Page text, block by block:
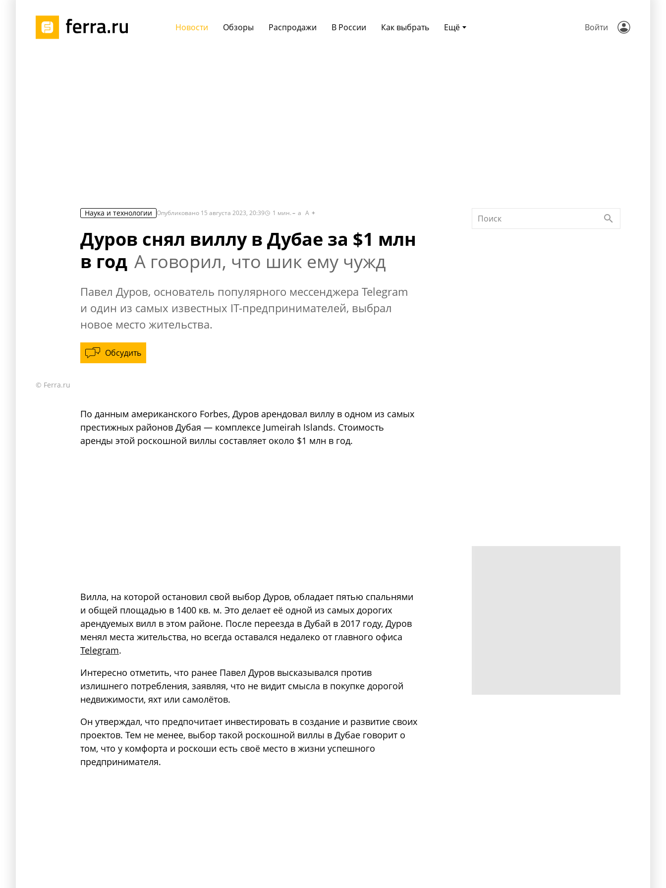
Ещё
Новости Обзоры Распродажи В России Как выбрать Войти
Наука и технологии Опубликовано 15 августа 2023, 20:39 1 мин. a A
Дуров снял виллу в Дубае за $1 млн
в год А говорил, что шик ему чужд
Павел Дуров, основатель популярного мессенджера Telegram
и один из самых известных IT-предпринимателей, выбрал
новое место жительства.
Обсудить
© Ferra.ru
По данным американского Forbes, Дуров арендовал виллу в одном из самых
престижных районов Дубая — комплексе Jumeirah Islands. Стоимость
аренды этой роскошной виллы составляет около $1 млн в год.
Вилла, на которой остановил свой выбор Дуров, обладает пятью спальнями
и общей площадью в 1400 кв. м. Это делает её одной из самых дорогих
арендуемых вилл в этом районе. После переезда в Дубай в 2017 году, Дуров
менял места жительства, но всегда оставался недалеко от главного офиса
Telegram.
Интересно отметить, что ранее Павел Дуров высказывался против
излишнего потребления, заявляя, что не видит смысла в покупке дорогой
недвижимости, яхт или самолётов.
Он утверждал, что предпочитает инвестировать в создание и развитие своих
проектов. Тем не менее, выбор такой роскошной виллы в Дубае говорит о
том, что у комфорта и роскоши есть своё место в жизни успешного
предпринимателя.